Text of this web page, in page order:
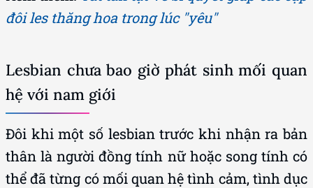
đôi les thăng hoa trong lúc "yêu"
Lesbian chưa bao giờ phát sinh mối quan
hệ với nam giới
Đôi khi một số lesbian trước khi nhận ra bản
thân là người đồng tính nữ hoặc song tính có
thể đã từng có mối quan hệ tình cảm, tình dục